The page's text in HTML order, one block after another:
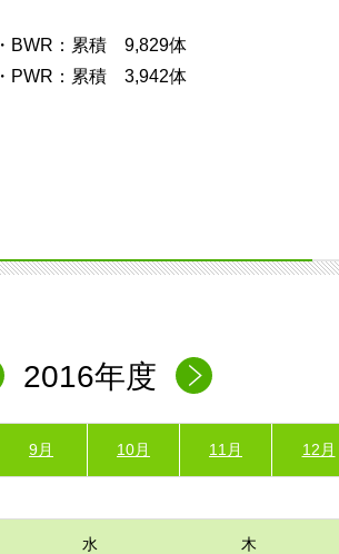
・BWR：累積 9,829体
・PWR：累積 3,942体
2016年度
9月 10月 11月 12月
水 木